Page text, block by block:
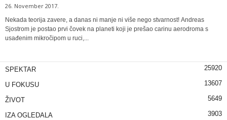
26. November 2017.
Nekada teorija zavere, a danas ni manje ni više nego stvarnost! Andreas
Sjostrom je postao prvi čovek na planeti koji je prešao carinu aerodroma s
usađenim mikročipom u ruci,...
SPEKTAR 25920
U FOKUSU 13607
ŽIVOT 5649
IZA OGLEDALA 3903